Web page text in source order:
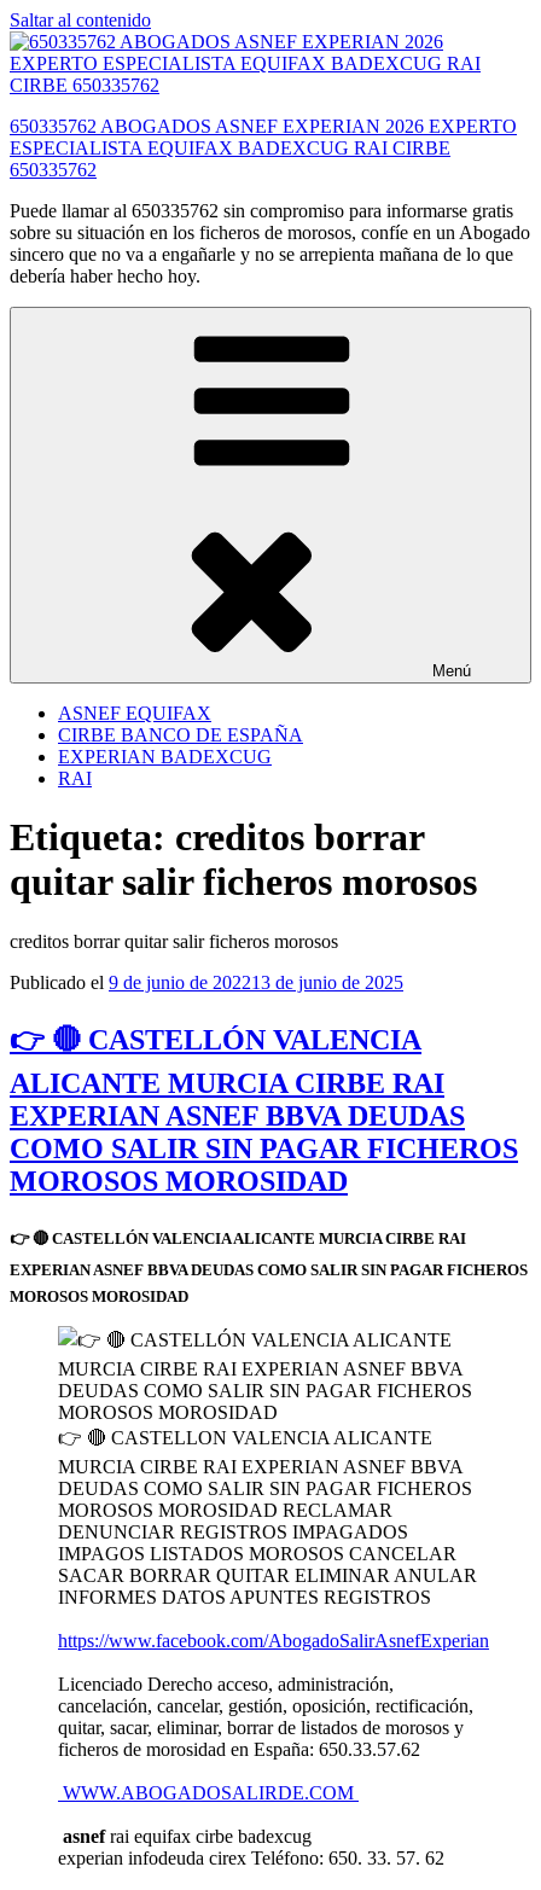
Saltar al contenido
650335762 ABOGADOS ASNEF EXPERIAN 2026 EXPERTO
ESPECIALISTA EQUIFAX BADEXCUG RAI CIRBE
650335762
Puede llamar al 650335762 sin compromiso para informarse gratis
sobre su situación en los ficheros de morosos, confíe en un Abogado
sincero que no va a engañarle y no se arrepienta mañana de lo que
debería haber hecho hoy.
Menú
ASNEF EQUIFAX
CIRBE BANCO DE ESPAÑA
EXPERIAN BADEXCUG
RAI
Etiqueta: creditos borrar
quitar salir ficheros morosos
creditos borrar quitar salir ficheros morosos
Publicado el 9 de junio de 202213 de junio de 2025
👉 🔴 CASTELLÓN VALENCIA
ALICANTE MURCIA CIRBE RAI
EXPERIAN ASNEF BBVA DEUDAS
COMO SALIR SIN PAGAR FICHEROS
MOROSOS MOROSIDAD
👉 🔴 CASTELLÓN VALENCIA ALICANTE MURCIA CIRBE RAI
EXPERIAN ASNEF BBVA DEUDAS COMO SALIR SIN PAGAR FICHEROS
MOROSOS MOROSIDAD
👉 🔴 CASTELLON VALENCIA ALICANTE
MURCIA CIRBE RAI EXPERIAN ASNEF BBVA
DEUDAS COMO SALIR SIN PAGAR FICHEROS
MOROSOS MOROSIDAD RECLAMAR
DENUNCIAR REGISTROS IMPAGADOS
IMPAGOS LISTADOS MOROSOS CANCELAR
SACAR BORRAR QUITAR ELIMINAR ANULAR
INFORMES DATOS APUNTES REGISTROS
https://www.facebook.com/AbogadoSalirAsnefExperian
Licenciado Derecho acceso, administración,
cancelación, cancelar, gestión, oposición, rectificación,
quitar, sacar, eliminar, borrar de listados de morosos y
ficheros de morosidad en España: 650.33.57.62
WWW.ABOGADOSALIRDE.COM
asnefrai equifax cirbe badexcug
experian infodeuda cirex Teléfono: 650. 33. 57. 62